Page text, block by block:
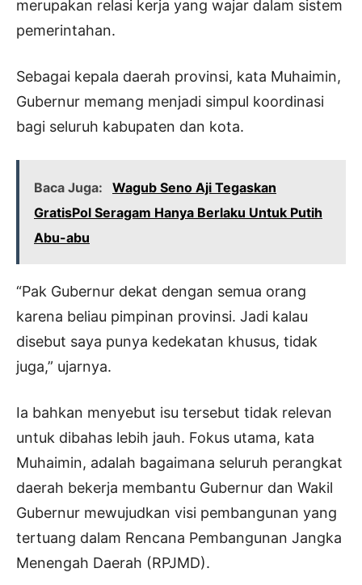
merupakan relasi kerja yang wajar dalam sistem
pemerintahan.
Sebagai kepala daerah provinsi, kata Muhaimin,
Gubernur memang menjadi simpul koordinasi
bagi seluruh kabupaten dan kota.
Baca Juga:
Wagub Seno Aji Tegaskan
GratisPol Seragam Hanya Berlaku Untuk Putih
Abu-abu
“Pak Gubernur dekat dengan semua orang
karena beliau pimpinan provinsi. Jadi kalau
disebut saya punya kedekatan khusus, tidak
juga,” ujarnya.
Ia bahkan menyebut isu tersebut tidak relevan
untuk dibahas lebih jauh. Fokus utama, kata
Muhaimin, adalah bagaimana seluruh perangkat
daerah bekerja membantu Gubernur dan Wakil
Gubernur mewujudkan visi pembangunan yang
tertuang dalam Rencana Pembangunan Jangka
Menengah Daerah (RPJMD).